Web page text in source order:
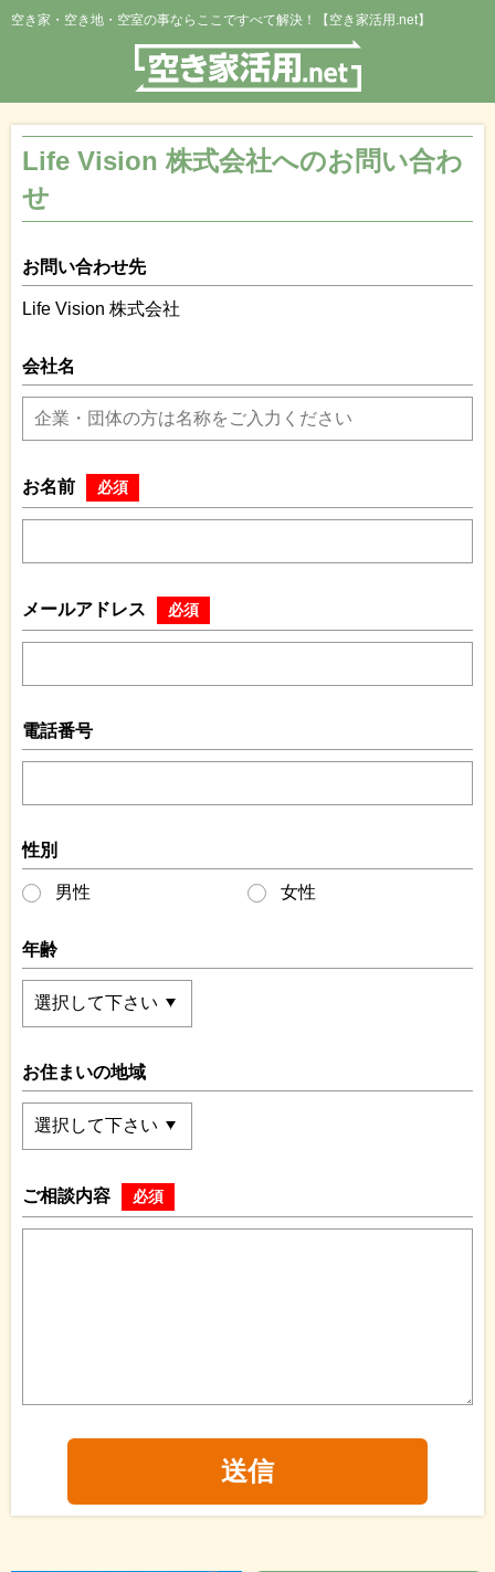
空き家・空き地・空室の事ならここですべて解決！【空き家活用.net】
Life Vision 株式会社へのお問い合わ
せ
お問い合わせ先
Life Vision 株式会社
会社名
お名前 必須
メールアドレス 必須
電話番号
性別
男性 女性
年齢
お住まいの地域
ご相談内容 必須
送信